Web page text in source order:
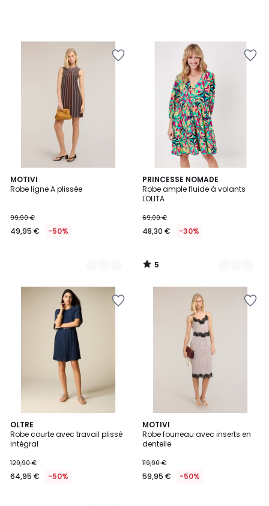
MOTIVI
Robe ligne A plissée
99,90 €
49,95 € -50%
2
Couleurs
PRINCESSE NOMADE
Robe ample fluide à volants
LOLITA
69,00 €
48,30 € -30%
5
/
5
3
Couleurs
5
/
OLTRE
Robe courte avec travail plissé
intégral
129,90 €
64,95 € -50%
2
Couleurs
MOTIVI
Robe fourreau avec inserts en
dentelle
119,90 €
59,95 € -50%